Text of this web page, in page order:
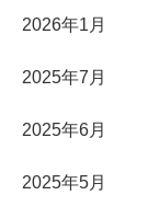
2026年1月
2025年7月
2025年6月
2025年5月